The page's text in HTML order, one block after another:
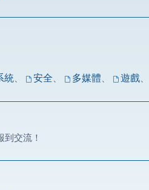
統、 安全、 多媒體、 遊戲、
交流！